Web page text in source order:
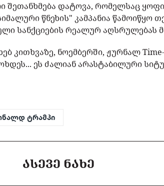
შეთანხმება დატოვა, რომელსაც
წნეხის" კამპანია წამოიწყო
სანქციების რეალურ აღსრულებას
კითხვაზე, ნოემბერში, ჟურნალ
ეს ძალიან არასტაბილური
ტრამპი
ᲐᲡᲔᲕᲔ ᲜᲐᲮᲔ